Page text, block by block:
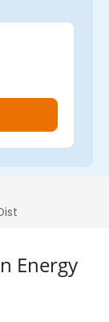
Energy